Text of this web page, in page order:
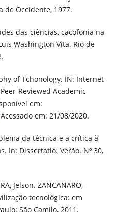
de Occidente, 1977.
das ciências, cacofonia na
Washington Vita. Rio de
of Tchonology. IN: Internet
Reviewed Academic
em:
em: 21/08/2020.
da técnica e a crítica à
In: Dissertatio. Verão. Nº 30,
Jelson. ZANCANARO,
tecnológica: em
São Camilo, 2011.